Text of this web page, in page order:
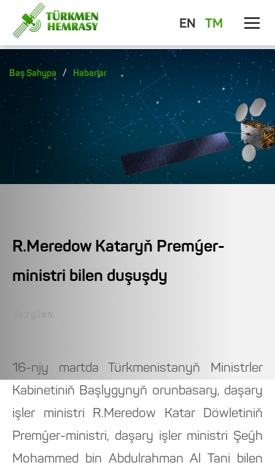
EN TM
Baş Sahypa / Habarlar
R.Meredow Kataryň Premýer-
ministri bilen duşuşdy
16-njy martda Türkmenistanyň Ministrler
Kabinetiniň Başlygynyň orunbasary, daşary
işler ministri R.Meredow Katar Döwletiniň
Premýer-ministri, daşary işler ministri Şeýh
Mohammed bin Abdulrahman Al Tani bilen